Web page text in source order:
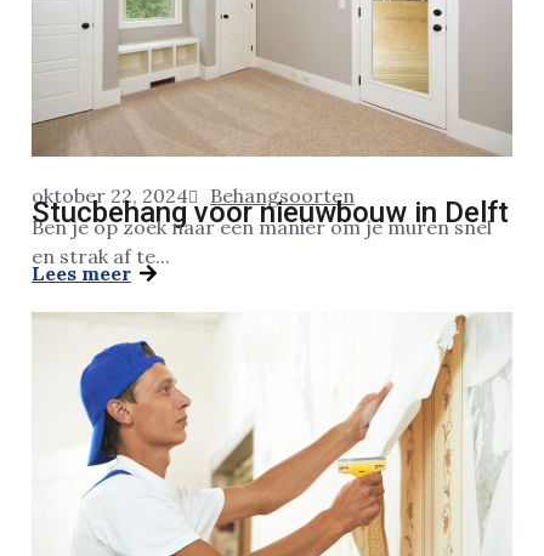
oktober 22, 2024 Behangsoorten
Stucbehang voor nieuwbouw in Delft
Ben je op zoek naar een manier om je muren snel
en strak af te...
Lees meer